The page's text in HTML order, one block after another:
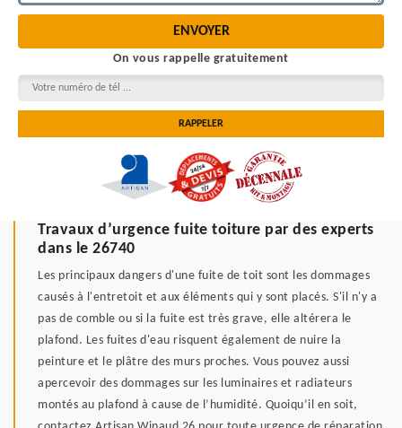
On vous rappelle gratuitement
Travaux d’urgence fuite toiture par des experts
dans le 26740
Les principaux dangers d'une fuite de toit sont les dommages
causés à l'entretoit et aux éléments qui y sont placés. S'il n'y a
pas de comble ou si la fuite est très grave, elle altérera le
plafond. Les fuites d'eau risquent également de nuire la
peinture et le plâtre des murs proches. Vous pouvez aussi
apercevoir des dommages sur les luminaires et radiateurs
montés au plafond à cause de l’humidité. Quoiqu’il en soit,